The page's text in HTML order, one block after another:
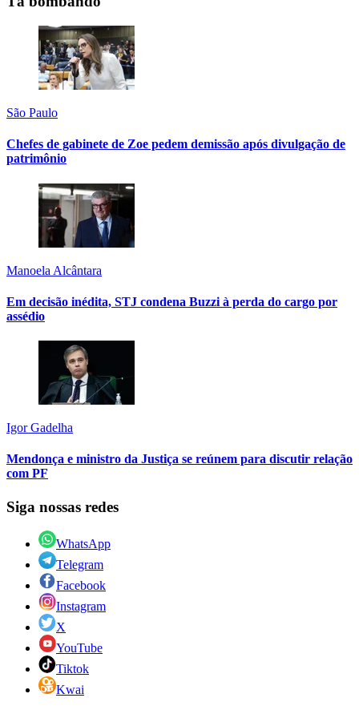
São Paulo
Chefes de gabinete de Zoe pedem demissão após divulgação de
patrimônio
Manoela Alcântara
Em decisão inédita, STJ condena Buzzi à perda do cargo por
assédio
Igor Gadelha
Mendonça e ministro da Justiça se reúnem para discutir relação
com PF
Siga nossas redes
WhatsApp
Telegram
Facebook
Instagram
X
YouTube
Tiktok
Kwai